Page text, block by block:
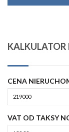
CENA
VAT OD TAKSY